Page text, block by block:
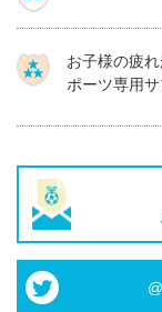
お子様の疲
ポーツ専用サ